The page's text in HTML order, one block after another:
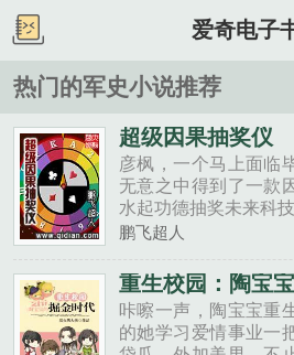
爱奇电子
热门的军史小说推荐
超级因果抽奖仪
彦枫，一个马上面临
无意之中得到了一款
水起功德抽奖未来科
氢能源技术未来产品
鹏飞超人
重生校园：陶宝
咔嚓一声，陶宝宝重
的她学习爱情事业一